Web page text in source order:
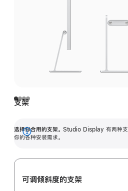
支架
选择你合用的支架。 Studio Display 有两种支
你的各种安装需求。
展
可调倾斜度的支架